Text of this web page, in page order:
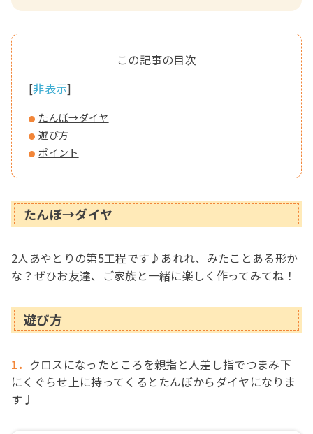
[非表示]
たんぼ→ダイヤ
遊び方
ポイント
たんぼ→ダイヤ
2人あやとりの第5工程です♪あれれ、みたことある形か
な？ぜひお友達、ご家族と一緒に楽しく作ってみてね！
遊び方
1． クロスになったところを親指と人差し指でつまみ下
にくぐらせ上に持ってくるとたんぼからダイヤになりま
す♩